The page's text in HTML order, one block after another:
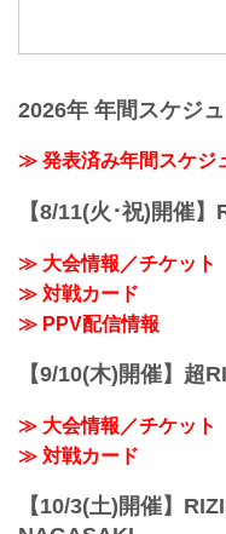
2026年 年間スケジ
≫ 発表済み年間スケジ
【8/11(火･祝)開催
≫ 大会情報／チケット
≫ 対戦カード
≫ PPV配信情報
【9/10(木)開催】超
≫ 大会情報／チケット
≫ 対戦カード
【10/3(土)開催】